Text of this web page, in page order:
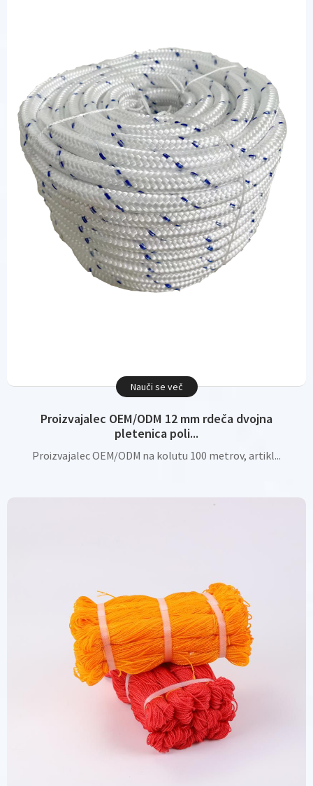
Proizvajalec OEM/ODM 12 mm rdeča dvojna
pletenica poli...
Proizvajalec OEM/ODM na kolutu 100 metrov, artikl...
Nauči se več